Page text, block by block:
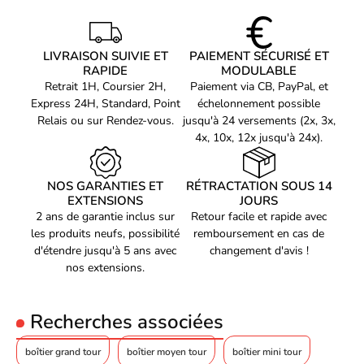
ThermaltakeDivider 370 TG ARGB Black est conçu pour
maximiser les performances de votre système. Le boîtier peut
accueillir une grande variété de composants, y compris les cartes
graphiques les plus récentes et les plus performantes. En outre,
équipé de ports USB
de dernière génération pour
des transferts de données rapides et efficaces. Enfin, le boîtier est
compatible avec les alimentations ATX pour garantir une
alimentation stable et fiable à tous vos composants.
Avec son design élégant, ses fonctionnalités pratiques et sa
performance exceptionnelle, le Thermaltake Divider 370 TG ARGB
Black est le choix parfait pour les utilisateurs à la recherche d'un
boîtier PC de qualité supérieure.
Longueur maximale carte
Longueur maximale du
câble d'alimentation
Alimentation Electrique
Entrée audio
Sortie audio
Oui
Quantité de ports de
type A USB 3.2 Gen 1
(3.1 Gen 1)
Ventilateurs installés
avant
1x 120 mm
LIVRAISON SUIVIE ET
RAPIDE
Retrait 1H, Coursier 2H,
Express 24H, Standard, Point
Relais ou sur Rendez-vous.
PAIEMENT SÉCURISÉ ET
MODULABLE
Paiement via CB, PayPal, et
échelonnement possible
jusqu'à 24 versements (2x, 3x,
4x, 10x, 12x jusqu'à 24x).
NOS GARANTIES ET
EXTENSIONS
2 ans de garantie inclus sur
les produits neufs, possibilité
d'étendre jusqu'à 5 ans avec
nos extensions.
RÉTRACTATION SOUS 14
JOURS
Retour facile et rapide avec
remboursement en cas de
changement d'avis !
Recherches associées
boîtier grand tour boîtier moyen tour boîtier mini tour